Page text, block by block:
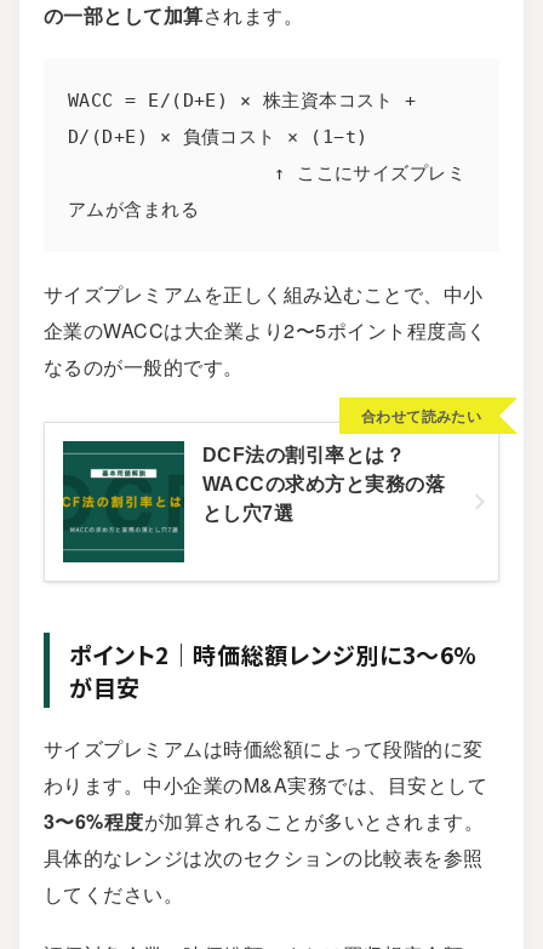
の一部として加算されます。
WACC = E/(D+E) × 株主資本コスト +
D/(D+E) × 負債コスト × (1−t)
アムが含まれる
サイズプレミアムを正しく組み込むことで、中小
企業のWACCは大企業より2〜5ポイント程度高く
なるのが一般的です。
DCF法の割引率とは？
WACCの求め方と実務の落
とし穴7選
合わせて読みたい
ポイント2｜時価総額レンジ別に3〜6%
が目安
サイズプレミアムは時価総額によって段階的に変
わります。中小企業のM&A実務では、目安として
3〜6%程度が加算されることが多いとされます。
具体的なレンジは次のセクションの比較表を参照
してください。